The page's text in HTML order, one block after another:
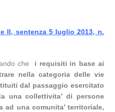
II, sentenza 5 luglio 2013, n.
che
i requisiti in base ai
nella categoria delle vie
dal passaggio esercitato
una collettivita’ di persone
ad una comunita’ territoriale,